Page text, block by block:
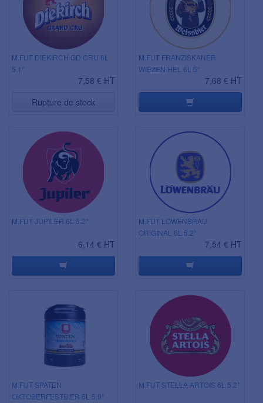
M.FUT DIEKIRCH GD CRU 6L
5.1°
7,58 € HT
Rupture de stock
M.FUT FRANZISKANER
WIEZEN HEL 6L 5°
7,68 € HT
M.FUT JUPILER 6L 5.2°
6,14 € HT
M.FUT LOWENBRAU
ORIGINAL 6L 5.2°
7,54 € HT
M.FUT SPATEN
OKTOBERFESTBIER 6L 5,9°
M.FUT STELLA ARTOIS 6L 5.2°